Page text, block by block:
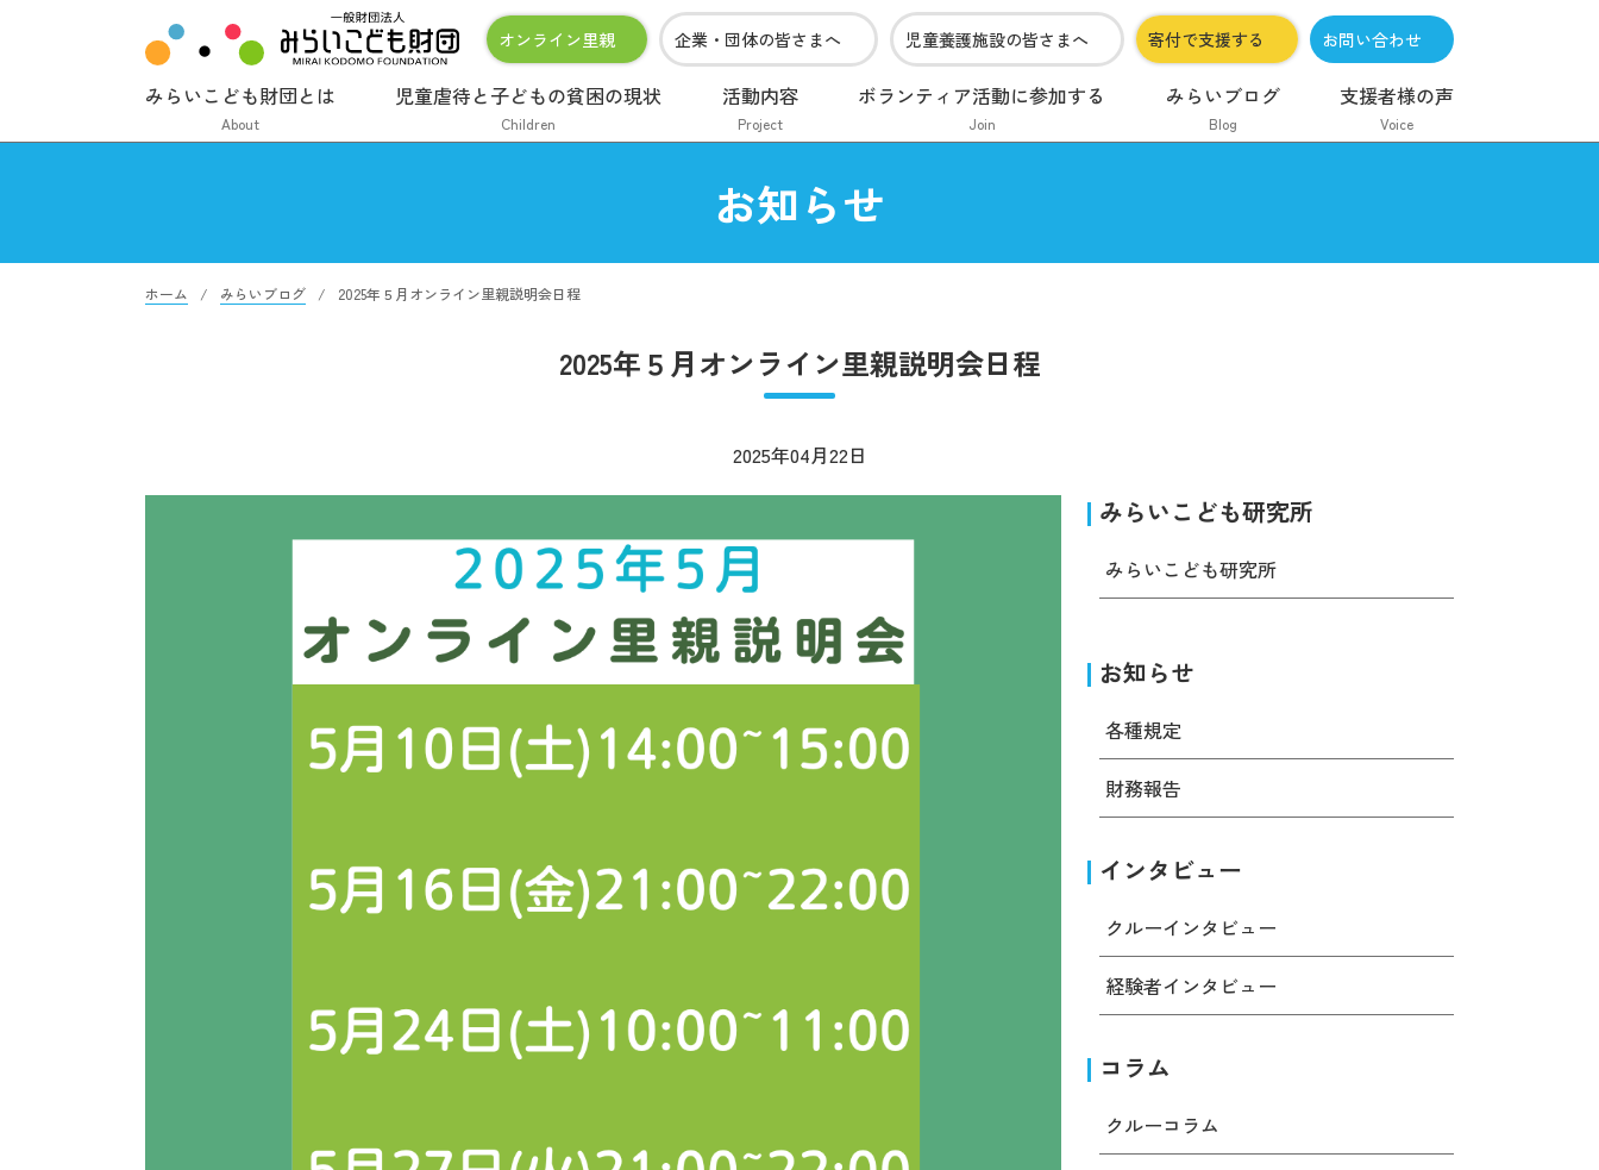
オンライン里親 企業・団体の皆さまへ 児童養護施設の皆さまへ 寄付で支援する お問い合わせ
みらいこども財団とは
About
児童虐待と子どもの貧困の現状
Children
活動内容
Project
ボランティア活動に参加する
Join
みらいブログ
Blog
支援者様の声
Voice
お知らせ
ホーム みらいブログ 2025年５月オンライン里親説明会日程
2025年５月オンライン里親説明会日程
2025年04月22日
みらいこども研究所
みらいこども研究所
お知らせ
各種規定
財務報告
インタビュー
クルーインタビュー
経験者インタビュー
コラム
クルーコラム